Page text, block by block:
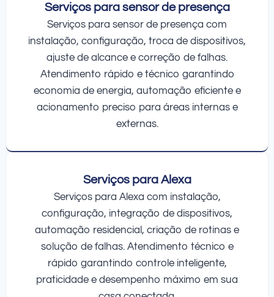
Serviços para sensor de presença
Serviços para sensor de presença com
instalação, configuração, troca de dispositivos,
ajuste de alcance e correção de falhas.
Atendimento rápido e técnico garantindo
economia de energia, automação eficiente e
acionamento preciso para áreas internas e
externas.
Serviços para Alexa
Serviços para Alexa com instalação,
configuração, integração de dispositivos,
automação residencial, criação de rotinas e
solução de falhas. Atendimento técnico e
rápido garantindo controle inteligente,
praticidade e desempenho máximo em sua